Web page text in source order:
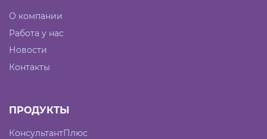
О компании
Работа у нас
Новости
Контакты
ПРОДУКТЫ
КонсультантПлюс